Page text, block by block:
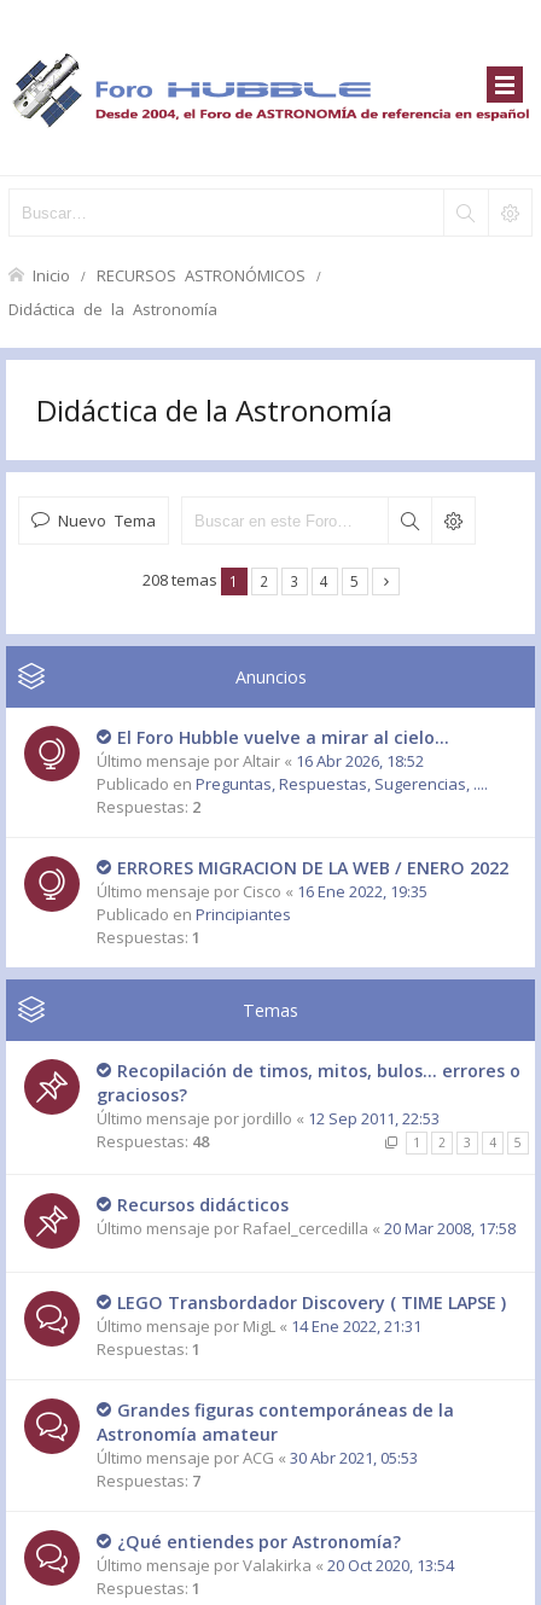
Inicio RECURSOS ASTRONÓMICOS
Didáctica de la Astronomía
Didáctica de la Astronomía
Nuevo Tema
208 temas 1 2 3 4 5
Anuncios
El Foro Hubble vuelve a mirar al cielo...
Último mensaje porAltair « 16 Abr 2026, 18:52
Publicado en Preguntas, Respuestas, Sugerencias, ....
Respuestas: 2
ERRORES MIGRACION DE LA WEB / ENERO 2022
Último mensaje por Cisco « 16 Ene 2022, 19:35
Publicado en Principiantes
Respuestas: 1
Temas
Recopilación de timos, mitos, bulos... errores o
graciosos?
Último mensaje por jordillo « 12 Sep 2011, 22:53
Respuestas: 48 1 2 3 4 5
Recursos didácticos
Último mensaje por Rafael_cercedilla « 20 Mar 2008, 17:58
LEGO Transbordador Discovery ( TIME LAPSE )
Último mensaje por MigL « 14 Ene 2022, 21:31
Respuestas: 1
Grandes figuras contemporáneas de la
Astronomía amateur
Último mensaje porACG « 30 Abr 2021, 05:53
Respuestas: 7
¿Qué entiendes por Astronomía?
Último mensaje porValakirka « 20 Oct 2020, 13:54
Respuestas: 1